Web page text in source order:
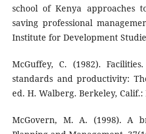
school of Kenya approaches
saving professional
Institute for Development
McGuffey, C. (1982).
standards and productivity:
ed. H. Walberg. Berkeley, Calif.:
McGovern, M. A. (1998). A